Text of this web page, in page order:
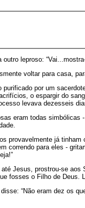
leproso:
voltar para casa,
purificado por um
o espargir do
levava dezesseis
eram todas
provavelmente já
correndo para eles -
Jesus, prostrou-se
fosses o Filho de Deus.
“Não eram dez os